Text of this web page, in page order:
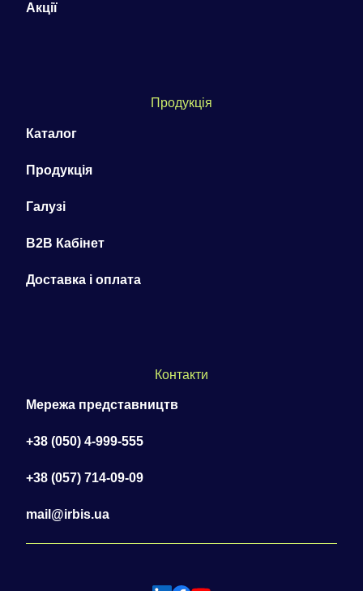
Акції
Продукція
Каталог
Продукція
Галузі
B2B Кабінет
Доставка і оплата
Контакти
Мережа представництв
+38 (050) 4-999-555
+38 (057) 714-09-09
mail@irbis.ua